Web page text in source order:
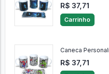
R$ 37,71
Carrinho
Caneca
R$ 37,71